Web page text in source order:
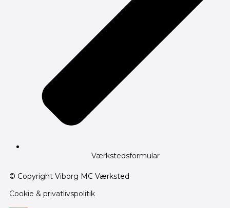
Værkstedsformular
© Copyright Viborg MC Værksted
Cookie & privatlivspolitik